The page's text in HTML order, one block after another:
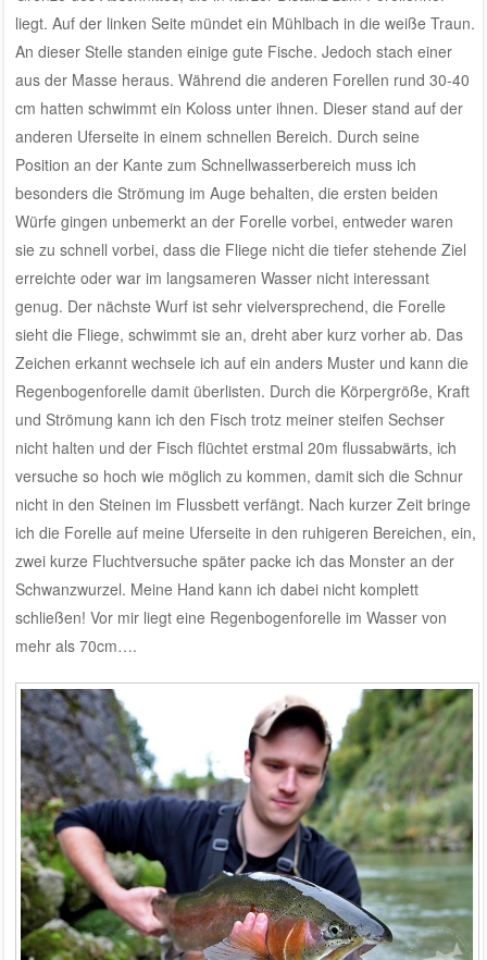
liegt. Auf der linken Seite mündet ein Mühlbach in die weiße Traun.
An dieser Stelle standen einige gute Fische. Jedoch stach einer
aus der Masse heraus. Während die anderen Forellen rund 30-40
cm hatten schwimmt ein Koloss unter ihnen. Dieser stand auf der
anderen Uferseite in einem schnellen Bereich. Durch seine
Position an der Kante zum Schnellwasserbereich muss ich
besonders die Strömung im Auge behalten, die ersten beiden
Würfe gingen unbemerkt an der Forelle vorbei, entweder waren
sie zu schnell vorbei, dass die Fliege nicht die tiefer stehende Ziel
erreichte oder war im langsameren Wasser nicht interessant
genug. Der nächste Wurf ist sehr vielversprechend, die Forelle
sieht die Fliege, schwimmt sie an, dreht aber kurz vorher ab. Das
Zeichen erkannt wechsele ich auf ein anders Muster und kann die
Regenbogenforelle damit überlisten. Durch die Körpergröße, Kraft
und Strömung kann ich den Fisch trotz meiner steifen Sechser
nicht halten und der Fisch flüchtet erstmal 20m flussabwärts, ich
versuche so hoch wie möglich zu kommen, damit sich die Schnur
nicht in den Steinen im Flussbett verfängt. Nach kurzer Zeit bringe
ich die Forelle auf meine Uferseite in den ruhigeren Bereichen, ein,
zwei kurze Fluchtversuche später packe ich das Monster an der
Schwanzwurzel. Meine Hand kann ich dabei nicht komplett
schließen! Vor mir liegt eine Regenbogenforelle im Wasser von
mehr als 70cm….